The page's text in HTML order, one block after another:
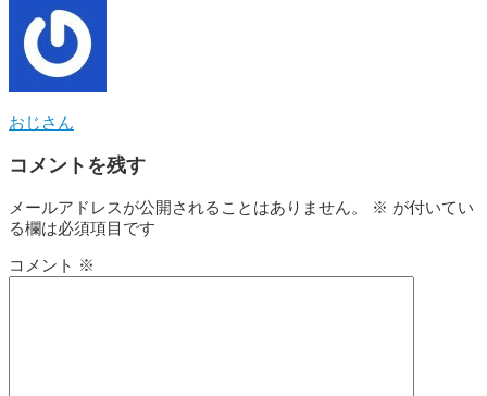
おじさん
コメントを残す
メールアドレスが公開されることはありません。 ※ が付いてい
る欄は必須項目です
コメント ※